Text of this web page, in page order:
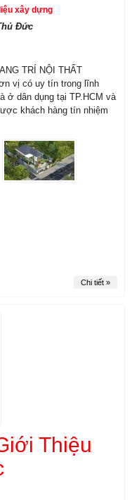
xây dựng
Đức
TRÍ NỘI THẤT
vị có uy tín trong lĩnh
ở dân dụng tại TP.HCM và
khách hàng tín nhiệm
Chi tiết »
Thiệu